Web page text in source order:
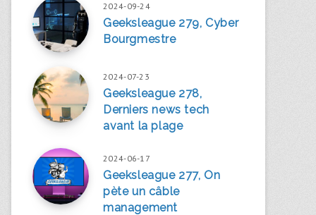
2024-09-24
Geeksleague 279, Cyber
Bourgmestre
2024-07-23
Geeksleague 278,
Derniers news tech
avant la plage
2024-06-17
Geeksleague 277, On
pète un câble
management